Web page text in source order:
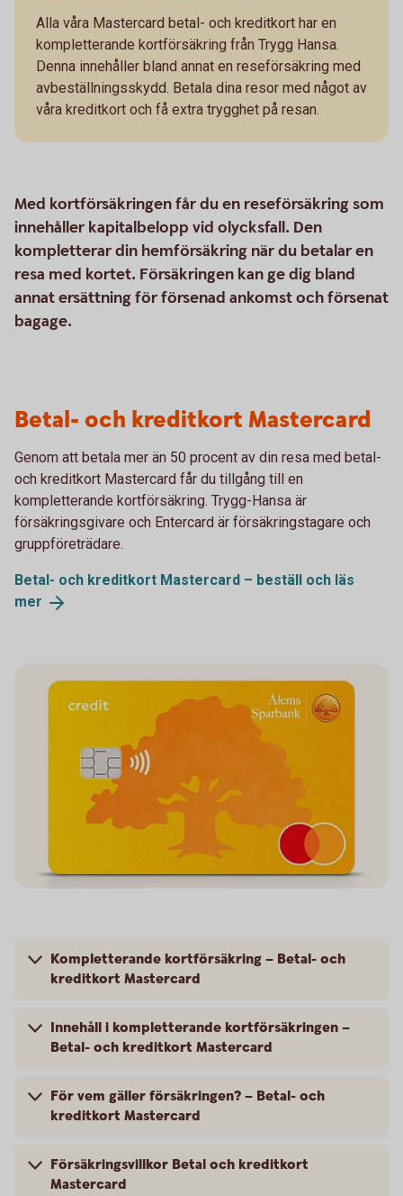
Alla våra Mastercard betal- och kreditkort har en
kompletterande kortförsäkring från Trygg Hansa.
Denna innehåller bland annat en reseförsäkring med
avbeställningsskydd. Betala dina resor med något av
våra kreditkort och få extra trygghet på resan.
Med kortförsäkringen får du en reseförsäkring som
innehåller kapitalbelopp vid olycksfall. Den
kompletterar din hemförsäkring när du betalar en
resa med kortet. Försäkringen kan ge dig bland
annat ersättning för försenad ankomst och försenat
bagage.
Betal- och kreditkort Mastercard
Genom att betala mer än 50 procent av din resa med betal-
och kreditkort Mastercard får du tillgång till en
kompletterande kortförsäkring. Trygg-Hansa är
försäkringsgivare och Entercard är försäkringstagare och
gruppföreträdare.
Betal- och kreditkort Mastercard – beställ och läs
mer
Kompletterande kortförsäkring – Betal- och
kreditkort Mastercard
Innehåll i kompletterande kortförsäkringen –
Betal- och kreditkort Mastercard
För vem gäller försäkringen? – Betal- och
kreditkort Mastercard
Försäkringsvillkor Betal och kreditkort
Mastercard